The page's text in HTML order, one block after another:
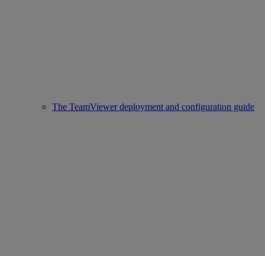
The TeamViewer deployment and configuration guide